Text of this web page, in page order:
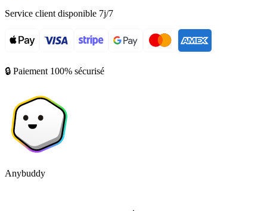
Service client disponible 7j/7
🔒 Paiement 100% sécurisé
Anybuddy